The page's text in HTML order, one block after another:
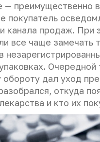
— преимущественно в
покупатель
канала продаж. При
все чаще замечать
Очередной
обороту дал уход
откуда
и кто их